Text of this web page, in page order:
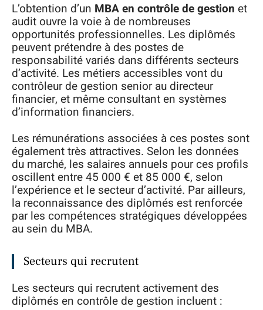
L’obtention d’un MBA en contrôle de gestion et
audit ouvre la voie à de nombreuses
opportunités professionnelles. Les diplômés
peuvent prétendre à des postes de
responsabilité variés dans différents secteurs
d’activité. Les métiers accessibles vont du
contrôleur de gestion senior au directeur
financier, et même consultant en systèmes
d’information financiers.
Les rémunérations associées à ces postes sont
également très attractives. Selon les données
du marché, les salaires annuels pour ces profils
oscillent entre 45 000 € et 85 000 €, selon
l’expérience et le secteur d’activité. Par ailleurs,
la reconnaissance des diplômés est renforcée
par les compétences stratégiques développées
au sein du MBA.
Secteurs qui recrutent
Les secteurs qui recrutent activement des
diplômés en contrôle de gestion incluent :